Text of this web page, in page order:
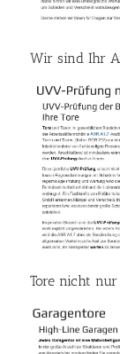
Wir sind Ihr
Tore nicht